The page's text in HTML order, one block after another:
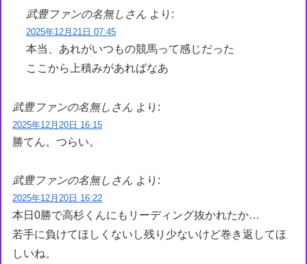
武豊ファンの名無しさん より:
2025年12月21日 07:45
本当、あれがいつもの競馬って感じだった
ここから上積みがあればなあ
武豊ファンの名無しさん より:
2025年12月20日 16:15
勝てん。つらい。
武豊ファンの名無しさん より:
2025年12月20日 16:22
本日0勝で高杉くんにもリーディング抜かれたか…
若手に負けてほしくないし残り少ないけど巻き返してほ
しいね。